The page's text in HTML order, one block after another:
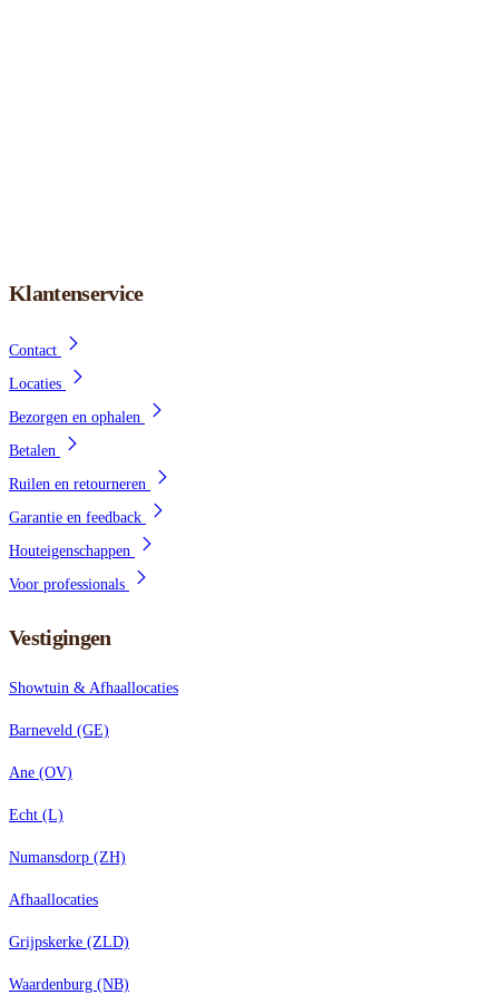
Klantenservice
Contact
Locaties
Bezorgen en ophalen
Betalen
Ruilen en retourneren
Garantie en feedback
Houteigenschappen
Voor professionals
Vestigingen
Showtuin & Afhaallocaties
Barneveld (GE)
Ane (OV)
Echt (L)
Numansdorp (ZH)
Afhaallocaties
Grijpskerke (ZLD)
Waardenburg (NB)